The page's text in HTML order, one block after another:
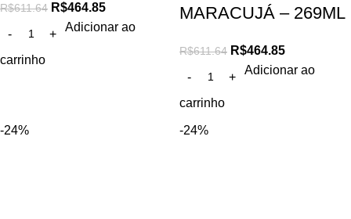
R$611.64 R$464.85
Adicionar ao
carrinho
MARACUJÁ – 269ML
R$611.64 R$464.85
Adicionar ao
carrinho
-24% -24%